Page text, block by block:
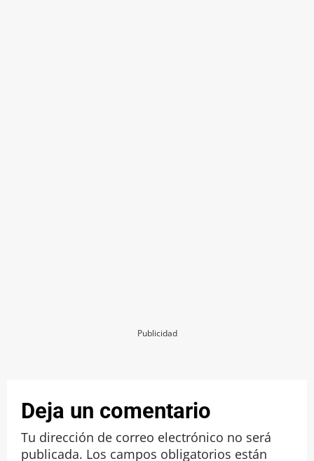
Publicidad
Deja un comentario
Tu dirección de correo electrónico no será
publicada. Los campos obligatorios están